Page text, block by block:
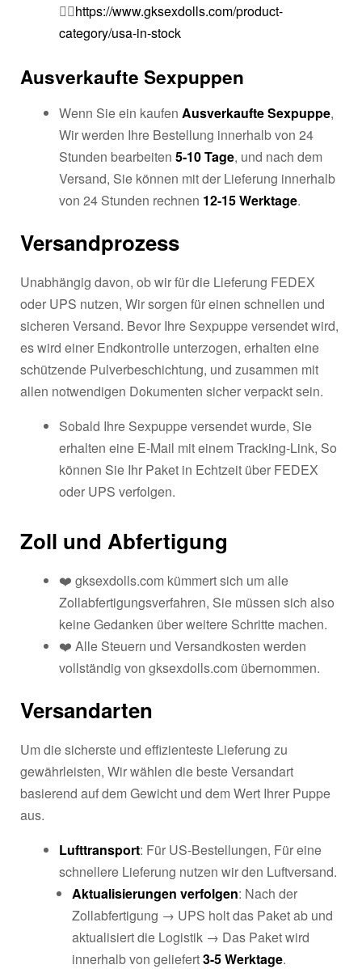
👉🏼https://www.gksexdolls.com/product-
category/usa-in-stock
Ausverkaufte Sexpuppen
Wenn Sie ein kaufen Ausverkaufte Sexpuppe,
Wir werden Ihre Bestellung innerhalb von 24
Stunden bearbeiten 5-10 Tage, und nach dem
Versand, Sie können mit der Lieferung innerhalb
von 24 Stunden rechnen 12-15 Werktage.
Versandprozess
Unabhängig davon, ob wir für die Lieferung FEDEX
oder UPS nutzen, Wir sorgen für einen schnellen und
sicheren Versand. Bevor Ihre Sexpuppe versendet wird,
es wird einer Endkontrolle unterzogen, erhalten eine
schützende Pulverbeschichtung, und zusammen mit
allen notwendigen Dokumenten sicher verpackt sein.
Sobald Ihre Sexpuppe versendet wurde, Sie
erhalten eine E-Mail mit einem Tracking-Link, So
können Sie Ihr Paket in Echtzeit über FEDEX
oder UPS verfolgen.
Zoll und Abfertigung
❤️ gksexdolls.com kümmert sich um alle
Zollabfertigungsverfahren, Sie müssen sich also
keine Gedanken über weitere Schritte machen.
❤️ Alle Steuern und Versandkosten werden
vollständig von gksexdolls.com übernommen.
Versandarten
Um die sicherste und effizienteste Lieferung zu
gewährleisten, Wir wählen die beste Versandart
basierend auf dem Gewicht und dem Wert Ihrer Puppe
aus.
Lufttransport: Für US-Bestellungen, Für eine
schnellere Lieferung nutzen wir den Luftversand.
Aktualisierungen verfolgen: Nach der
Zollabfertigung → UPS holt das Paket ab und
aktualisiert die Logistik → Das Paket wird
innerhalb von geliefert3-5 Werktage.